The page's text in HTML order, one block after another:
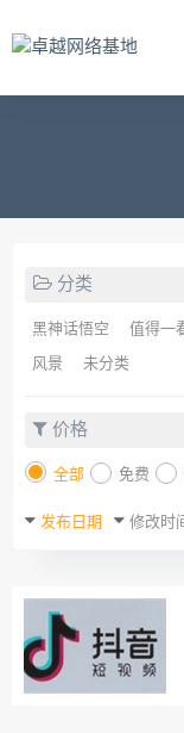
分类
黑神话悟空 值得一
风景 未分类
价格
全部 免费
发布日期 修改时